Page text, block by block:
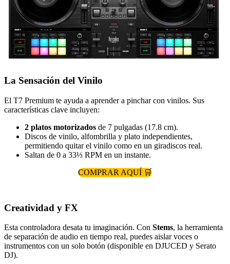
La Sensación del Vinilo
El T7 Premium te ayuda a aprender a pinchar con vinilos. Sus
características clave incluyen:
2 platos motorizados de 7 pulgadas (17.8 cm).
Discos de vinilo, alfombrilla y plato independientes,
permitiendo quitar el vinilo como en un giradiscos real.
Saltan de 0 a 33⅓ RPM en un instante.
COMPRAR AQUÍ 🛒
Creatividad y FX
Esta controladora desata tu imaginación. Con Stems, la herramienta
de separación de audio en tiempo real, puedes aislar voces o
instrumentos con un solo botón (disponible en DJUCED y Serato
DJ).